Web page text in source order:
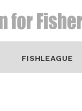
FISHLEAGUE